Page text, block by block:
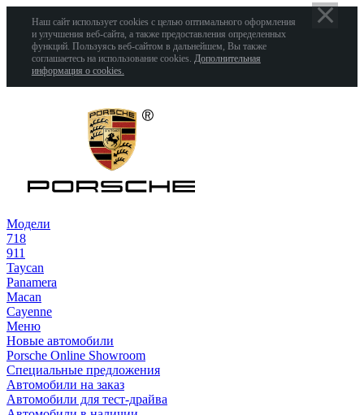
Наш сайт использует cookies с целью оптимального оформления
и улучшения веб-сайта, а также предоставления определенных
функций. Пользуясь веб-сайтом в дальнейшем, Вы также
соглашаетесь на использование cookies. Дополнительная
информация о cookies.
Модели
718
911
Taycan
Panamera
Macan
Cayenne
Меню
Новые автомобили
Porsche Online Showroom
Специальные предложения
Автомобили на заказ
Автомобили для тест-драйва